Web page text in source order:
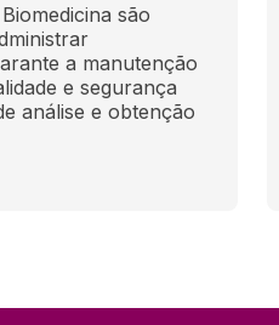
são
a manutenção
e segurança
análise e obtenção